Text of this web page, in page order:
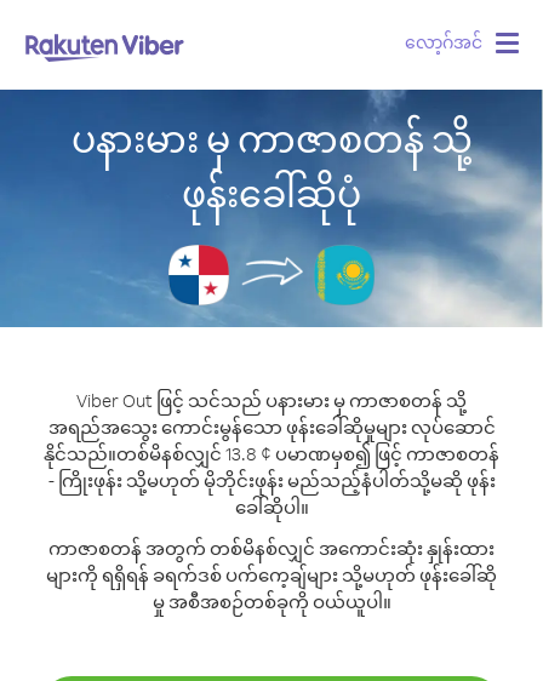
လော့ဂ်အင်
ပနားမား မှ ကာဇာစတန် သို့
ဖုန်းခေါ်ဆိုပုံ
Viber Out ဖြင့် သင်သည် ပနားမား မှ ကာဇာစတန် သို့
အရည်အသွေး ကောင်းမွန်သော ဖုန်းခေါ်ဆိုမှုများ လုပ်ဆောင်
နိုင်သည်။တစ်မိနစ်လျှင် 13.8 ¢ ပမာဏမှစ၍ ဖြင့် ကာဇာစတန်
- ကြိုးဖုန်း သို့မဟုတ် မိုဘိုင်းဖုန်း မည်သည့်နံပါတ်သို့မဆို ဖုန်း
ခေါ်ဆိုပါ။
ကာဇာစတန် အတွက် တစ်မိနစ်လျှင် အကောင်းဆုံး နှုန်းထား
များကို ရရှိရန် ခရက်ဒစ် ပက်ကေ့ချ်များ သို့မဟုတ် ဖုန်းခေါ်ဆို
မှု အစီအစဉ်တစ်ခုကို ဝယ်ယူပါ။